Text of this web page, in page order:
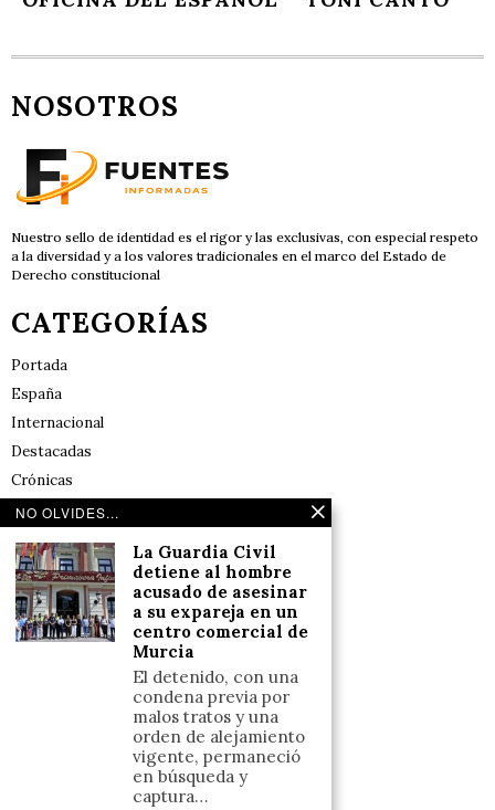
NOSOTROS
Nuestro sello de identidad es el rigor y las exclusivas, con especial respeto
a la diversidad y a los valores tradicionales en el marco del Estado de
Derecho constitucional
CATEGORÍAS
Portada
España
Internacional
Destacadas
Crónicas
Noticias de deportes en España
Reflexiones
LINKS
Política de cookies (UE)
Términos y condiciones
NO OLVIDES...
La Guardia Civil
detiene al hombre
acusado de asesinar
a su expareja en un
centro comercial de
Murcia
El detenido, con una
condena previa por
malos tratos y una
orden de alejamiento
vigente, permaneció
en búsqueda y
captura…